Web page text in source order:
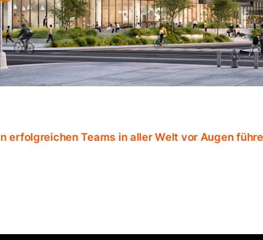
erfolgreichen Teams in aller Welt vor Augen